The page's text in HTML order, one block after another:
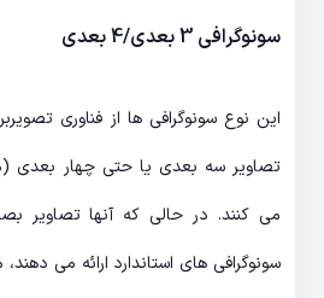
سونوگرافی 3 بعدی/4 بعدی
این نوع سونوگرافی ها از فناوری
تصاویر سه بعدی یا حتی چهار بعدی
می کنند. در حالی که آنها تصاویر
سونوگرافی های استاندارد ارائه می